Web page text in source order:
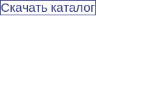
Скачать каталог